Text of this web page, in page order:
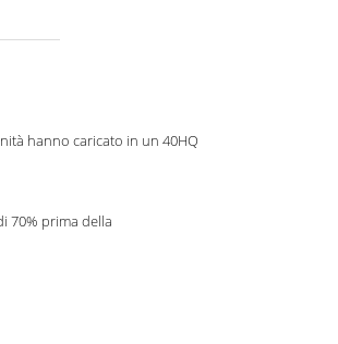
hanno caricato in un 40HQ
70% prima della